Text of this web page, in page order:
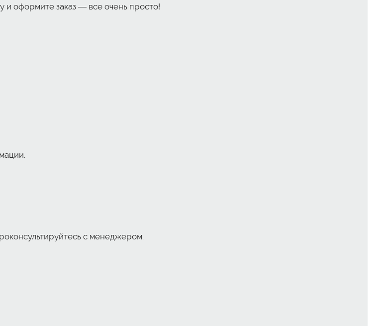
и оформите заказ — все очень просто!
с менеджером.